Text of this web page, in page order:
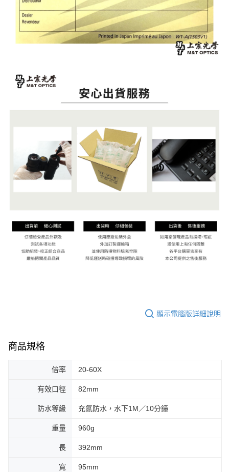
顯示電腦版詳細說明
商品規格
倍率 20-60X
有效口徑 82mm
防水等級 充氮防水，水下1M／10分鐘
重量 960g
長 392mm
寬 95mm